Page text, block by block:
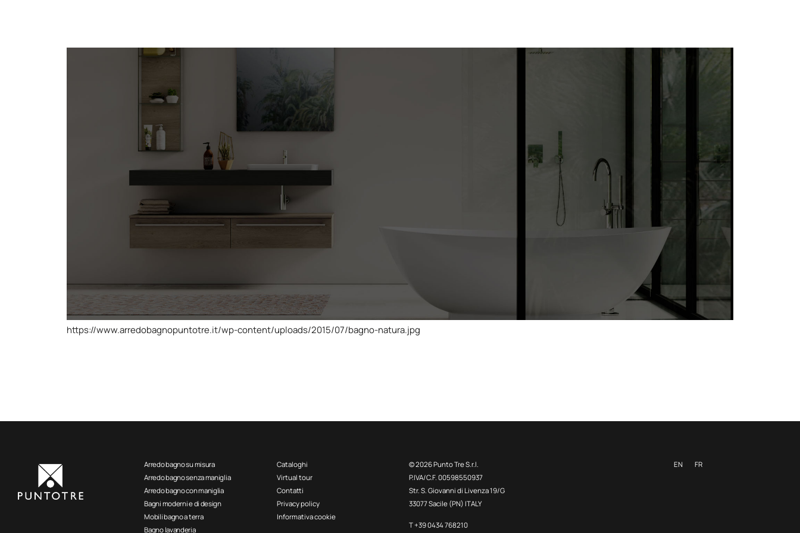
https://www.arredobagnopuntotre.it/wp-content/uploads/2015/07/bagno-natura.jpg
Arredo bagno su misura
Arredo bagno senza maniglia
Arredo bagno con maniglia
Bagni moderni e di design
Mobili bagno a terra
Bagno lavanderia
Cataloghi
Virtual tour
Contatti
Privacy policy
Informativa cookie
© 2026 Punto Tre S.r.l.
P.IVA/C.F. 00598550937
Str. S. Giovanni di Livenza 19/G
33077 Sacile (PN) ITALY
T +39 0434 768210
EN FR